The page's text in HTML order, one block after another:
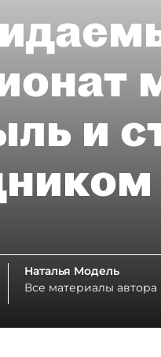
и
Наталья Модель
Все материалы автора